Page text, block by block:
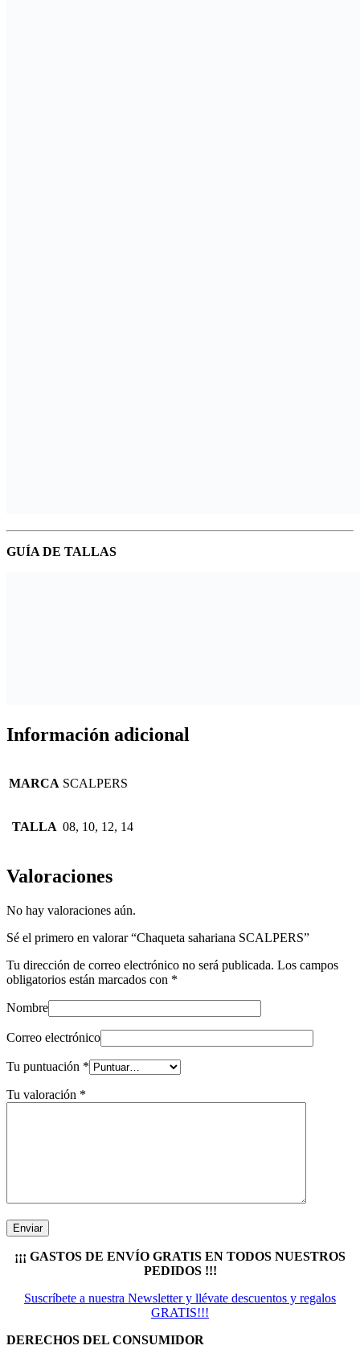
GUÍA DE TALLAS
Información adicional
MARCA SCALPERS
TALLA 08, 10, 12, 14
Valoraciones
No hay valoraciones aún.
Sé el primero en valorar “Chaqueta sahariana SCALPERS”
Tu dirección de correo electrónico no será publicada. Los campos
obligatorios están marcados con *
Nombre
Correo electrónico
Tu puntuación *
Tu valoración *
¡¡¡ GASTOS DE ENVÍO GRATIS EN TODOS NUESTROS
PEDIDOS !!!
Suscríbete a nuestra Newsletter y llévate descuentos y regalos
GRATIS!!!
DERECHOS DEL CONSUMIDOR